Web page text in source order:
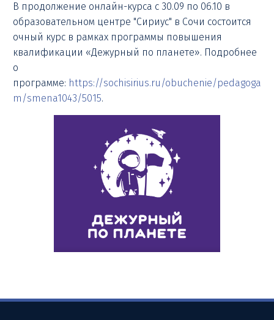
В продолжение онлайн-курса с 30.09 по 06.10 в
образовательном центре "Сириус" в Сочи состоится
очный курс в рамках программы повышения
квалификации «Дежурный по планете». Подробнее
о
программе: https://sochisirius.ru/obuchenie/pedagoga
m/smena1043/5015.